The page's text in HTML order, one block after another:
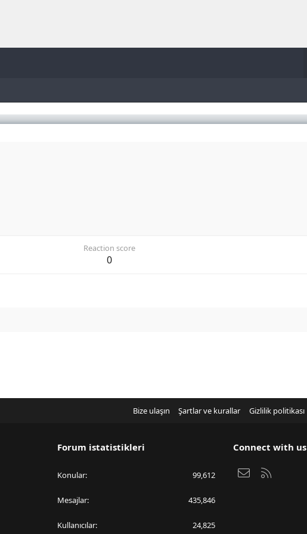
Reaction score
0
Bize ulaşın Şartlar ve kurallar Gizlilik politikası
Forum istatistikleri
Konular 99,612
Mesajlar 435,846
Kullanıcılar 24,825
Connect with us
Bize ulaşın